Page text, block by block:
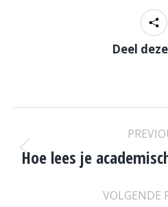
Deel
POST
Hoe lees je
VOLGENDE